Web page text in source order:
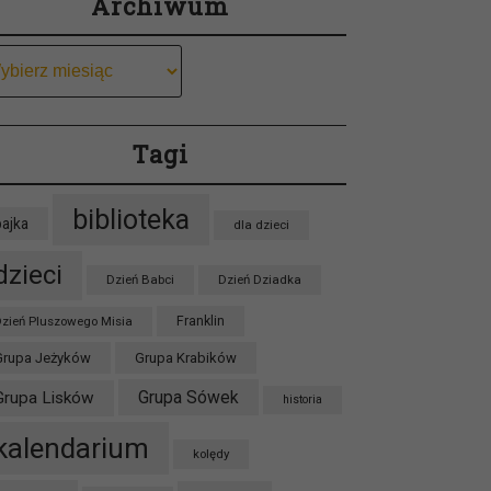
Tagi
biblioteka dla dzieci
Dzień Babci Dzień Dziadka
Pluszowego Misia Franklin
Jeżyków Grupa Krabików
Lisków Grupa Sówek historia
kolędy